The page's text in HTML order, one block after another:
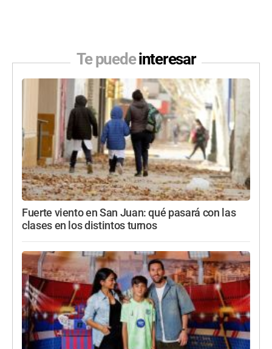
Te puedeinteresar
Fuerte viento en San Juan: qué pasará con las
clases en los distintos turnos